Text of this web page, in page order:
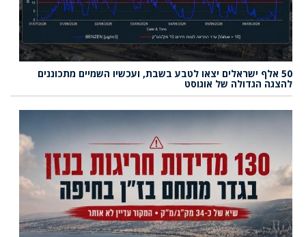
50 אלף ישראלים יצאו לטבע בשבת, ועכשיו השמיים מתכוננים
להצגה הגדולה של אוגוסט